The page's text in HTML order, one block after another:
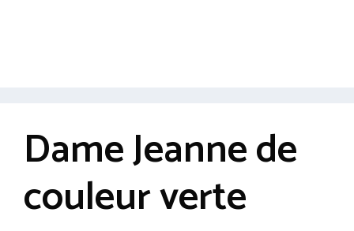
Dame Jeanne de
couleur verte